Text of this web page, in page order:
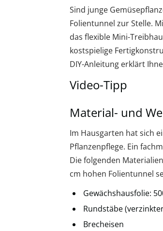
Sind junge
Folientunnel zur Stelle.
das flexible Mini-
kostspielige
DIY-Anleitung erklärt
Video-Tipp
Material- und
Im Hausgarten hat sich
Pflanzenpflege. Ein
Die folgenden
cm hohen Folientunnel
Gewächshausfolie:
Rundstäbe
Brecheisen